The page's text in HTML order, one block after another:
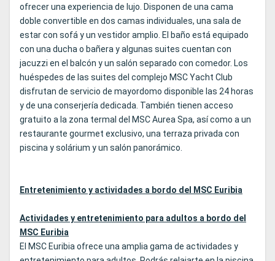
ofrecer una experiencia de lujo. Disponen de una cama
doble convertible en dos camas individuales, una sala de
estar con sofá y un vestidor amplio. El baño está equipado
con una ducha o bañera y algunas suites cuentan con
jacuzzi en el balcón y un salón separado con comedor. Los
huéspedes de las suites del complejo MSC Yacht Club
disfrutan de servicio de mayordomo disponible las 24 horas
y de una conserjería dedicada. También tienen acceso
gratuito a la zona termal del MSC Aurea Spa, así como a un
restaurante gourmet exclusivo, una terraza privada con
piscina y solárium y un salón panorámico.
Entretenimiento y actividades a bordo del MSC Euribia
Actividades y entretenimiento para adultos a bordo del
MSC Euribia
El MSC Euribia ofrece una amplia gama de actividades y